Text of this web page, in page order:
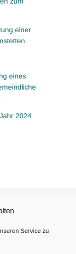
Service zu
einer
eines
2024